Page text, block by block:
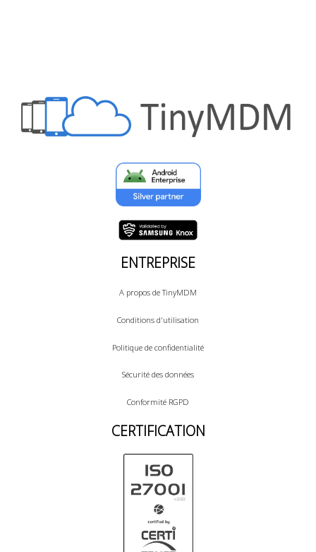
ENTREPRISE
A propos de TinyMDM
Conditions d'utilisation
Politique de confidentialité
Sécurité des données
Conformité RGPD
CERTIFICATION